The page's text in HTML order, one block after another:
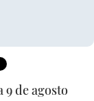
9 de agosto